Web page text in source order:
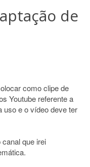
de
como clipe de
Youtube referente a
uso e o vídeo deve ter
que irei